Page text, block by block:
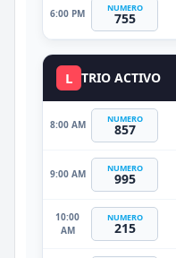
6:00 PM NUMERO
755
L TRIO ACTIVO
8:00 AM NUMERO
857
9:00 AM NUMERO
995
10:00
AM
NUMERO
215